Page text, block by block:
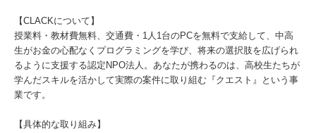
【CLACKについて】
授業料・教材費無料、交通費・1人1台のPCを無料で支給して、中高
生がお金の心配なくプログラミングを学び、将来の選択肢を広げられ
るように支援する認定NPO法人。あなたが携わるのは、高校生たちが
学んだスキルを活かして実際の案件に取り組む『クエスト』という事
業です。
【具体的な取り組み】